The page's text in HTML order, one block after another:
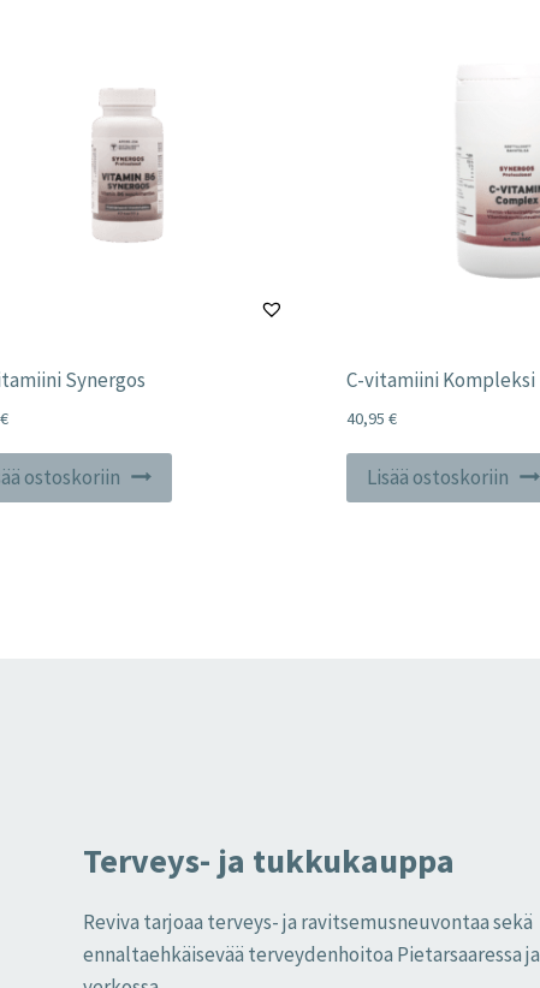
Synergos
€
ostoskoriin
C-vitamiini Kompleksi
40,95 €
Lisää ostoskoriin
Terveys- ja tukkukauppa
Reviva tarjoaa terveys- ja ravitsemusneuvontaa sekä
ennaltaehkäisevää terveydenhoitoa Pietarsaaressa ja